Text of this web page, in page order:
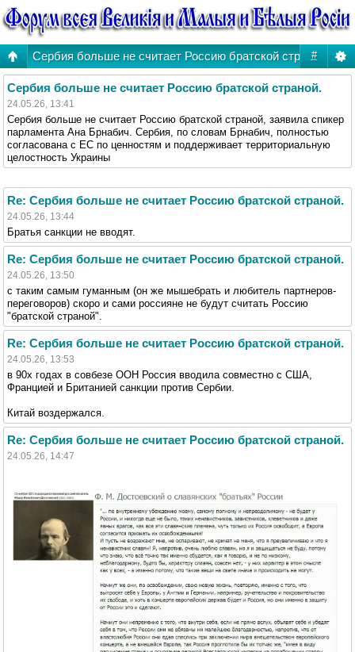
#
Сербия больше не считает Россию братской страной.
Сербия больше не считает Россию братской страной.
24.05.26, 13:41
Сербия больше не считает Россию братской страной, заявила спикер
парламента Ана Брнабич. Сербия, по словам Брнабич, полностью
согласована с ЕС по ценностям и поддерживает территориальную
целостность Украины
Re: Сербия больше не считает Россию братской страной.
24.05.26, 13:44
Братья санкции не вводят.
Re: Сербия больше не считает Россию братской страной.
24.05.26, 13:50
с таким самым гуманным (он же мышебрать и любитель партнеров-
переговоров) скоро и сами россияне не будут считать Россию
"братской страной".
Re: Сербия больше не считает Россию братской страной.
24.05.26, 13:53
в 90х годах в совбезе ООН Россия вводила совместно с США,
Францией и Британией санкции против Сербии.
Китай воздержался.
Re: Сербия больше не считает Россию братской страной.
24.05.26, 14:47